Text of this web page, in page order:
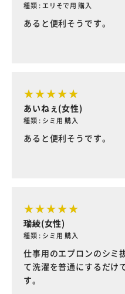
種類 : エリそで用 購入
あると便利そうです。
あいねぇ(女性)
種類 : シミ用 購入
あると便利そうです。
瑞綾(女性)
種類 : シミ用 購入
仕事用のエプロンのシミ
て洗濯を普通にするだけ
す。